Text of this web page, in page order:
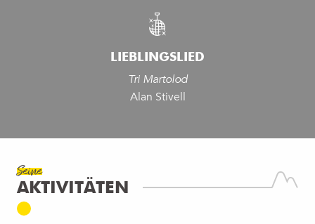
LIEBLINGSLIED
Tri Martolod
Alan Stivell
Seine
AKTIVITÄTEN